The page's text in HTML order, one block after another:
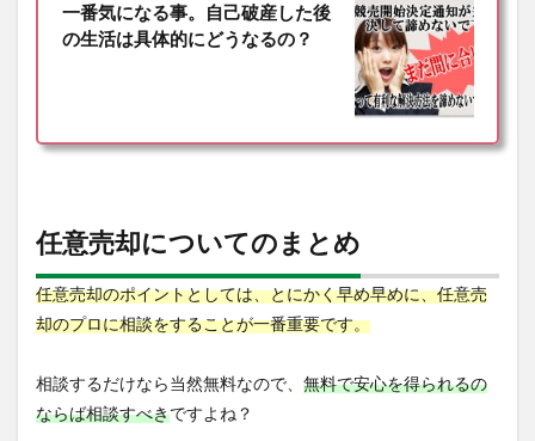
一番気になる事。自己破産した後
の生活は具体的にどうなるの？
任意売却についてのまとめ
任意売却のポイントとしては、とにかく早め早めに、任意売
却のプロに相談をすることが一番重要です。
相談するだけなら当然無料なので、 無料で安心を得られるの
ならば相談すべきですよね？